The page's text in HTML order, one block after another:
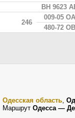
BH 9623
246
009-05 ОА
480-72 ОВ
Одесская область,
Маршрут Одесса —